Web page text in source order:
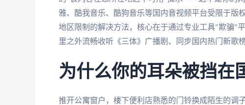
雅、酷我音乐、酷狗音乐等国内音视频平台受限于版
地区限制的解决方法，核心在于通过专业工具"欺骗"
里之外流畅收听《三体》广播剧、同步国内热门新歌
为什么你的耳朵被挡在
推开公寓窗户，楼下便利店熟悉的门铃换成陌生的调